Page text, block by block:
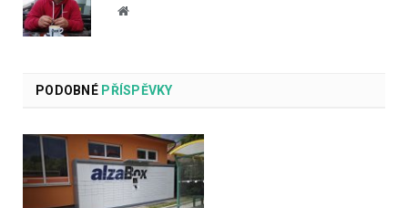
Website
PODOBNÉPŘÍSPĚVKY